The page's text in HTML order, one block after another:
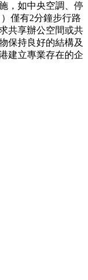
，如中央空調、停
僅有2分鐘步行路
共享辦公空間或共
保持良好的結構及
建立專業存在的企